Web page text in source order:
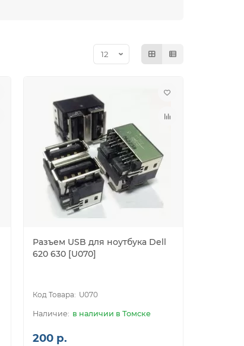
Разъем USB для ноутбука Dell
620 630 [U070]
U070
в наличии в Томске
200 р.